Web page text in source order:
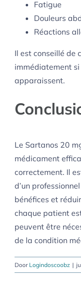
Fatigue
Douleurs
Réactions
Il est conseillé de
immédiatement
apparaissent.
Le Sartanos 20
médicament
correctement. Il
d’un
bénéfices et
chaque patient
peuvent être
de la condition
Door Logindoscoobz |